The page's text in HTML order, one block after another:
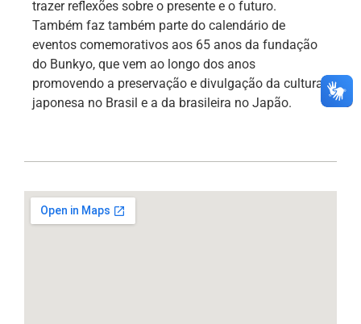
trazer reflexões sobre o presente e o futuro.
Também faz também parte do calendário de
eventos comemorativos aos 65 anos da fundação
do Bunkyo, que vem ao longo dos anos
promovendo a preservação e divulgação da cultura
japonesa no Brasil e a da brasileira no Japão.